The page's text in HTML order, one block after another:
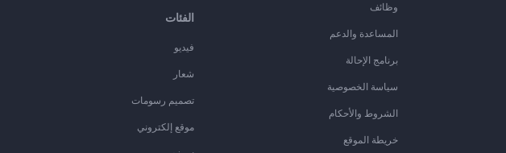
وظائف
المساعدة والدعم
برنامج الإحالة
سياسة الخصوصية
الشروط والأحكام
خريطة الموقع
الفئات
فيديو
شعار
تصميم رسومات
موقع إلكتروني